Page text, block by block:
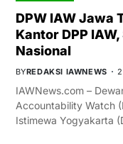
DPW IAW Jawa
Kantor DPP
Nasional
BYREDAKSI IAWNEWS
IAWNews.com –
Accountability Watch
Istimewa Yogyakarta